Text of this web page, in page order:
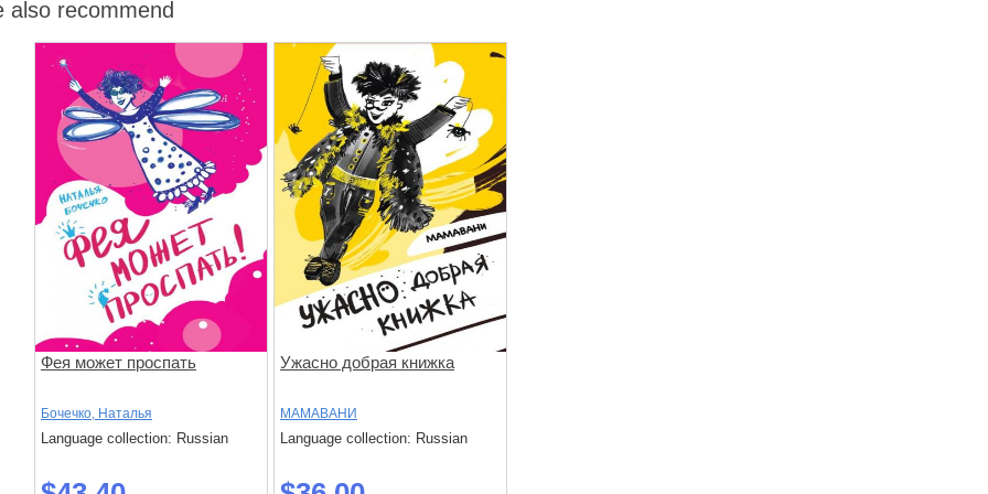
also recommend
Фея может проспать
Бочечко, Наталья
Language collection: Russian
Ужасно добрая книжка
МАМАВАНИ
Language collection: Russian